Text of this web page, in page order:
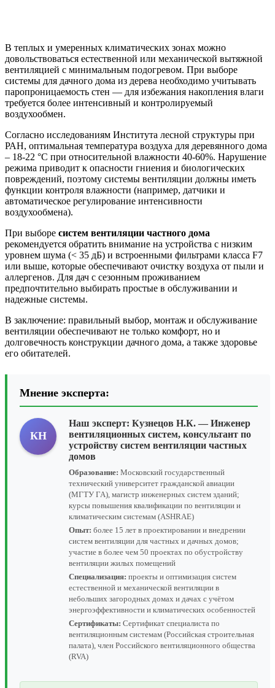
В теплых и умеренных климатических зонах можно
довольствоваться естественной или механической вытяжной
вентиляцией с минимальным подогревом. При выборе
системы для дачного дома из дерева необходимо учитывать
паропроницаемость стен — для избежания накопления влаги
требуется более интенсивный и контролируемый
воздухообмен.
Согласно исследованиям Института лесной структуры при
РАН, оптимальная температура воздуха для деревянного дома
– 18-22 °C при относительной влажности 40-60%. Нарушение
режима приводит к опасности гниения и биологических
повреждений, поэтому системы вентиляции должны иметь
функции контроля влажности (например, датчики и
автоматическое регулирование интенсивности
воздухообмена).
При выборе систем вентиляции частного дома
рекомендуется обратить внимание на устройства с низким
уровнем шума (< 35 дБ) и встроенными фильтрами класса F7
или выше, которые обеспечивают очистку воздуха от пыли и
аллергенов. Для дач с сезонным проживанием
предпочтительно выбирать простые в обслуживании и
надежные системы.
В заключение: правильный выбор, монтаж и обслуживание
вентиляции обеспечивают не только комфорт, но и
долговечность конструкции дачного дома, а также здоровье
его обитателей.
Мнение эксперта:
КН
Наш эксперт: Кузнецов Н.К. — Инженер
вентиляционных систем, консультант по
устройству систем вентиляции частных
домов
Образование: Московский государственный
технический университет гражданской авиации
(МГТУ ГА), магистр инженерных систем зданий;
курсы повышения квалификации по вентиляции и
климатическим системам (ASHRAE)
Опыт: более 15 лет в проектировании и внедрении
систем вентиляции для частных и дачных домов;
участие в более чем 50 проектах по обустройству
вентиляции жилых помещений
Специализация: проекты и оптимизация систем
естественной и механической вентиляции в
небольших загородных домах и дачах с учётом
энергоэффективности и климатических особенностей
Сертификаты: Сертификат специалиста по
вентиляционным системам (Российская строительная
палата), член Российского вентиляционного общества
(RVA)